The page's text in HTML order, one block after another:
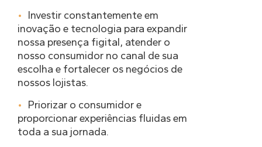
Investir constantemente em
inovação e tecnologia para expandir
nossa presença figital, atender o
nosso consumidor no canal de sua
escolha e fortalecer os negócios de
nossos lojistas.
Priorizar o consumidor e
proporcionar experiências fluidas em
toda a sua jornada.